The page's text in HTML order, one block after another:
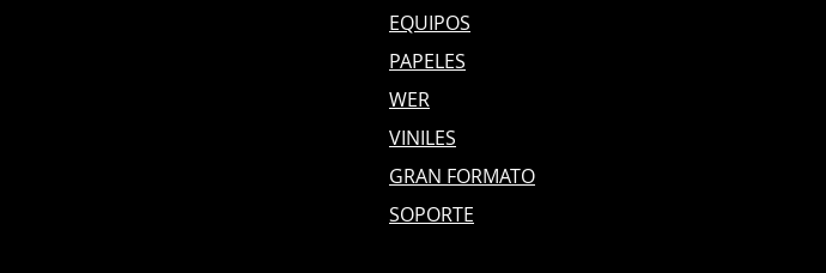
EQUIPOS
PAPELES
WER
VINILES
GRAN FORMATO
SOPORTE